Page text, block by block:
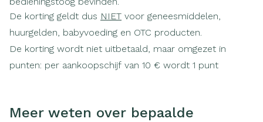
De korting geldt dus NIET voor geneesmiddelen,
huurgelden, babyvoeding en OTC producten.
De korting wordt niet uitbetaald, maar omgezet in
punten: per aankoopschijf van 10 € wordt 1 punt
ingeruild worden.
Meer weten over bepaalde